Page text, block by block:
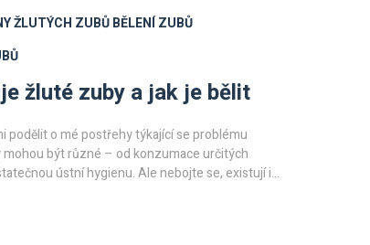
ŽLUTÝCH ZUBŮBĚLENÍ ZUBŮ
žluté zuby a jak je bělit
podělit o mé postřehy týkající se problému
být různé – od konzumace určitých
ústní hygienu. Ale nebojte se, existují i
možnosti nabízí stomatologické kliniky.